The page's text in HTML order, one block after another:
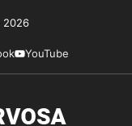
2026
YouTube